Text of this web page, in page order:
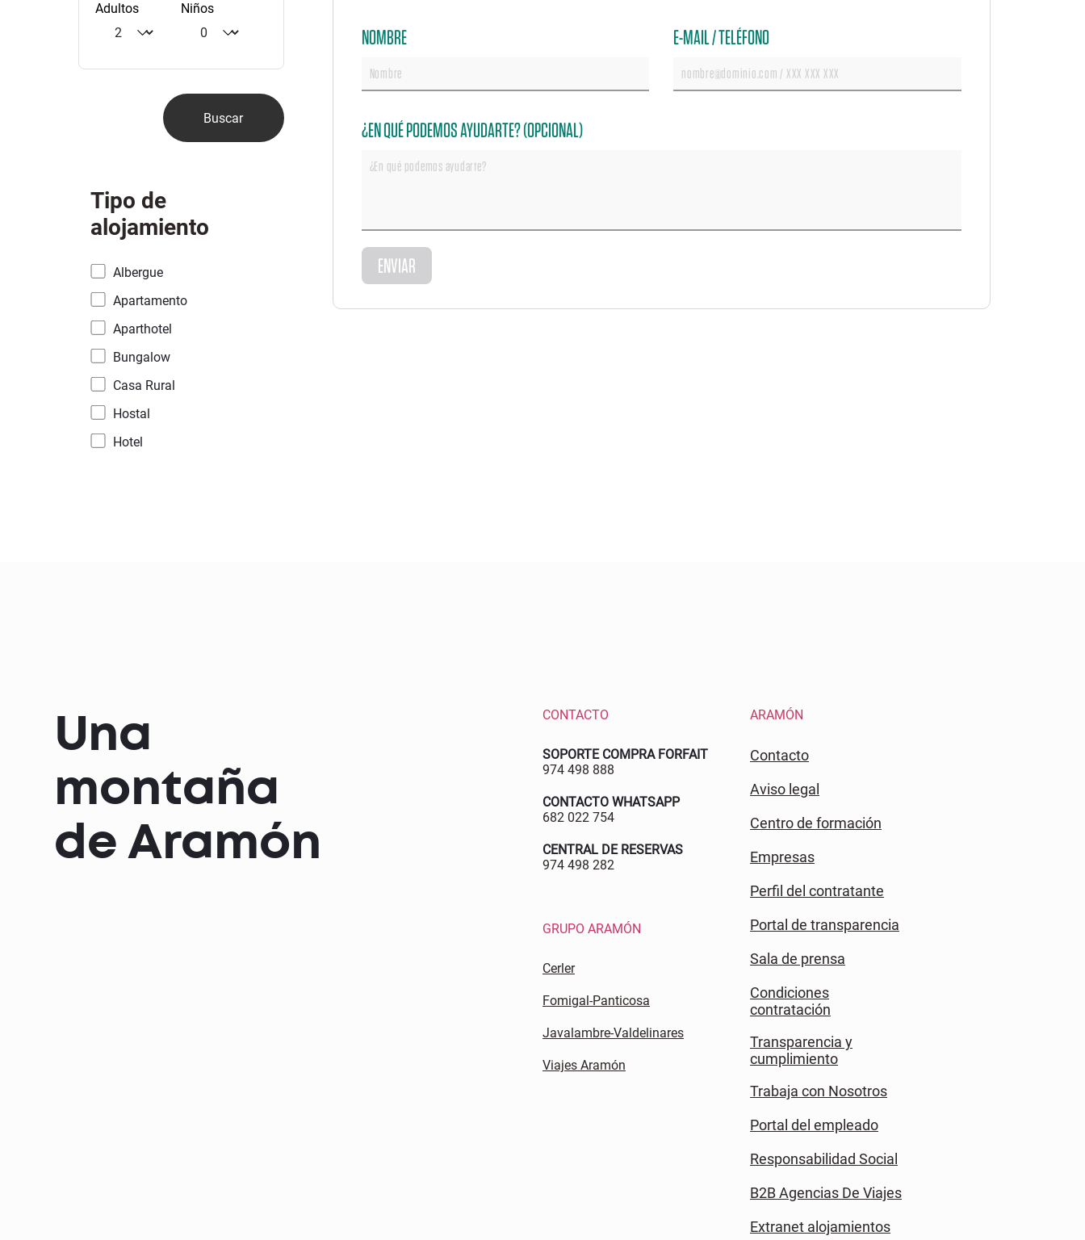
Adultos Niños
Tipo de
alojamiento
Albergue
Apartamento
Aparthotel
Bungalow
Casa Rural
Hostal
Hotel
NOMBRE E-MAIL / TELÉFONO
¿EN QUÉ PODEMOS AYUDARTE? (OPCIONAL)
Una
montaña
de Aramón
CONTACTO
SOPORTE COMPRA FORFAIT
974 498 888
CONTACTO WHATSAPP
682 022 754
CENTRAL DE RESERVAS
974 498 282
GRUPO ARAMÓN
Cerler
Fomigal-Panticosa
Javalambre-Valdelinares
Viajes Aramón
ARAMÓN
Contacto
Aviso legal
Centro de formación
Empresas
Perfil del contratante
Portal de transparencia
Sala de prensa
Condiciones
contratación
Transparencia y
cumplimiento
Trabaja con Nosotros
Portal del empleado
Responsabilidad Social
B2B Agencias De Viajes
Extranet alojamientos